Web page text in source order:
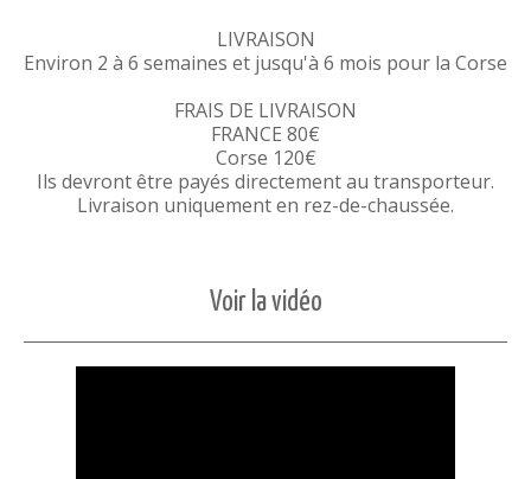
LIVRAISON
Environ 2 à 6 semaines et jusqu'à 6 mois pour la Corse
FRAIS DE LIVRAISON
FRANCE 80€
Corse 120€
Ils devront être payés directement au transporteur.
Livraison uniquement en rez-de-chaussée.
Voir la vidéo